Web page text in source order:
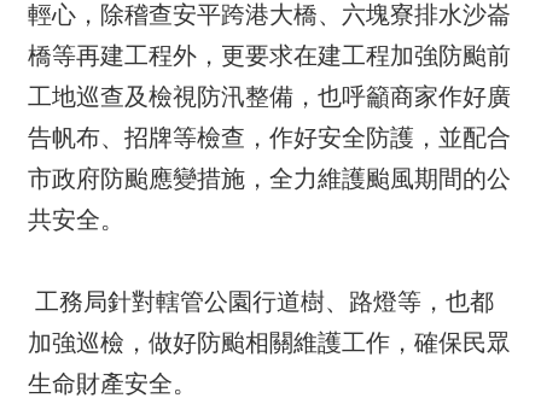
輕心，除稽查安平跨港大橋、六塊寮排水沙崙
橋等再建工程外，更要求在建工程加強防颱前
工地巡查及檢視防汛整備，也呼籲商家作好廣
告帆布、招牌等檢查，作好安全防護，並配合
市政府防颱應變措施，全力維護颱風期間的公
共安全。
工務局針對轄管公園行道樹、路燈等，也都
加強巡檢，做好防颱相關維護工作，確保民眾
生命財產安全。